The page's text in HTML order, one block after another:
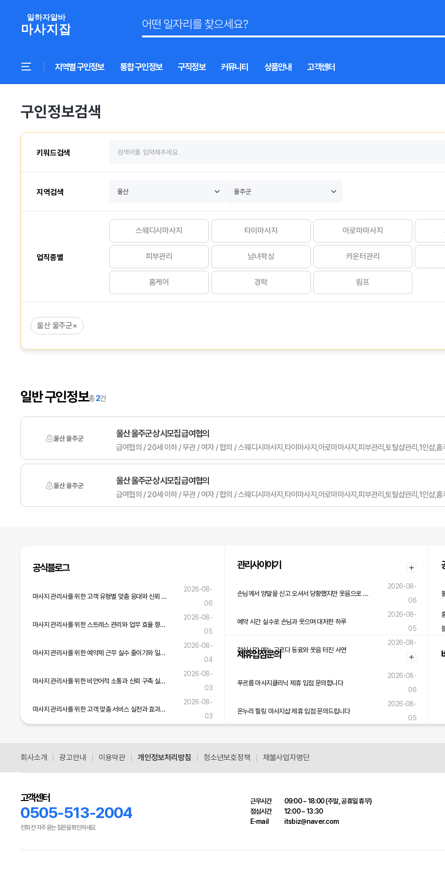
지역별 구인정보 통합 구인정보 구직정보 커뮤니티 상품안내 고객센터
구인정보검색
키워드검색
지역검색
업직종별
스웨디시마사지 타이마사지 아로마마사지
피부관리 남녀왁싱 카운터관리
홈케어 경락 림프
울산 울주군×
일반 구인정보총2건
울산 울주군 울산 울주군 상시모집 급여협의
급여협의 / 20세 이하 / 무관 / 여자 / 협의 / 스웨디시마사지,타이마사지,아로마마사지,피부관리,토탈샵관리,1인샵,홈
울산 울주군 울산 울주군 상시모집 급여협의
급여협의 / 20세 이하 / 무관 / 여자 / 협의 / 스웨디시마사지,타이마사지,아로마마사지,피부관리,토탈샵관리,1인샵,홈
공식블로그
마사지 관리사를 위한 고객 유형별 맞춤 응대와 신뢰 구축 전략
2026-08-
06
마사지 관리사를 위한 스트레스 관리와 업무 효율 향상 실무 전략
2026-08-
05
마사지 관리사를 위한 예약제 근무 실수 줄이기와 일정 관리 실무 가이드
2026-08-
04
마사지 관리사를 위한 비언어적 소통과 신뢰 구축 실무 가이드
2026-08-
03
마사지 관리사를 위한 고객 맞춤 서비스 실천과 효과적인 소통 기술 가이드
2026-08-
03
공식블로그 더보기
관리사이야기
손님께서 양말을 신고 오셔서 당황했지만 웃음으로 넘긴 하루
2026-08-
06
예약 시간 실수로 손님과 웃으며 대처한 하루
2026-08-
05
점심시간 메뉴 고르다 동료와 웃음 터진 사연
2026-08-
05
제휴입점문의
푸르름 마사지클리닉 제휴 입점 문의합니다
2026-08-
06
온누리 힐링 마사지샵 제휴 입점 문의드립니다
2026-08-
05
회사소개 광고안내 이용약관 개인정보처리방침 청소년보호정책 채불사업자명단
고객센터
0505-513-2004
전화 전 자주 묻는 질문을 확인하세요
근무시간
09:00 ~ 18:00 (주말, 공휴일 휴무)
점심시간
12:00 ~ 13:30
E-mail
itsbiz@naver.com